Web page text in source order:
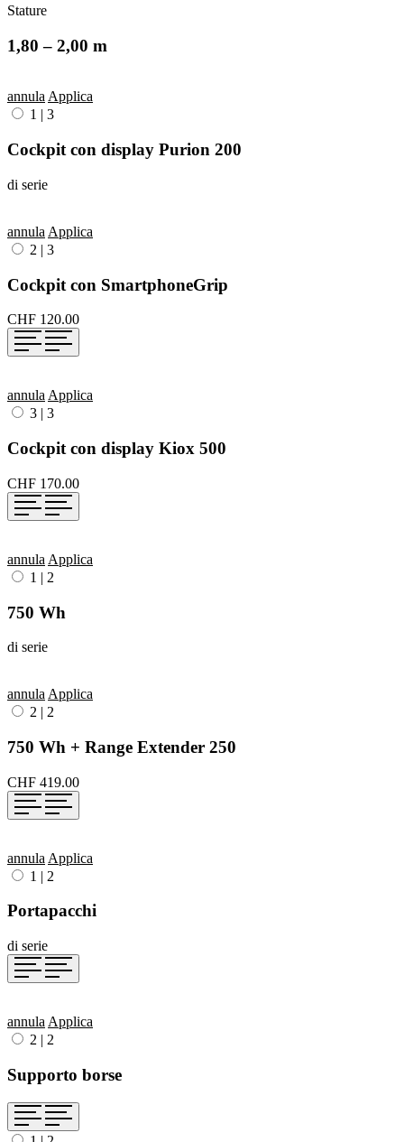
Stature
1,80 – 2,00 m
annulaApplica
1
3
Cockpit con display Purion 200
di serie
annula Applica
2 | 3
Cockpit con SmartphoneGrip
CHF 120.00
annula Applica
3 | 3
Cockpit con display Kiox 500
CHF 170.00
annula Applica
1 | 2
750 Wh
di serie
annula Applica
2 | 2
750 Wh + Range Extender 250
CHF 419.00
annula Applica
1 | 2
Portapacchi
di serie
annula Applica
2 | 2
Supporto borse